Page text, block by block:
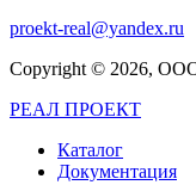
proekt-real@yandex.ru
Copyright © 2026,
РЕАЛ ПРОЕКТ
Каталог
Документация